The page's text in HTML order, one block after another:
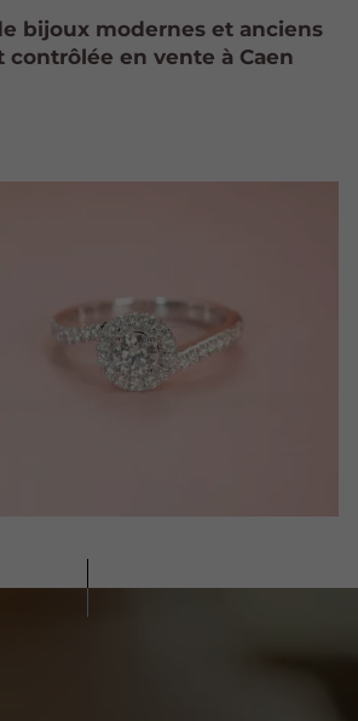
bijoux modernes et anciens
en vente à Caen